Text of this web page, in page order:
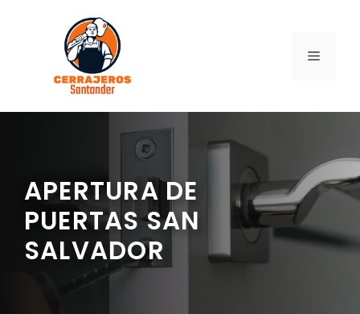
contenido
MENÚ
APERTURA DE
PUERTAS SAN
SALVADOR